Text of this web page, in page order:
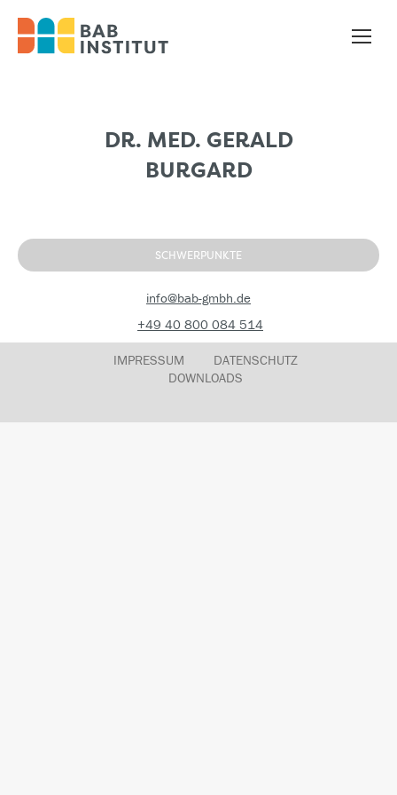
DR. MED. GERALD
BURGARD
SCHWERPUNKTE
info@bab-gmbh.de
+49 40 800 084 514
IMPRESSUM
DATENSCHUTZ
DOWNLOADS